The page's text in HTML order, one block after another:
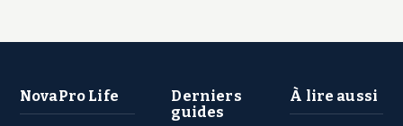
NovaPro Life
Derniers
guides
À lire aussi